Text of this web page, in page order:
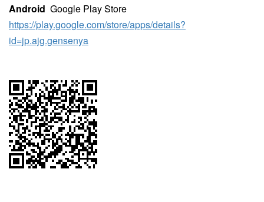
Android Google Play Store
https://play.google.com/store/apps/details?
id=jp.ajg.gensenya